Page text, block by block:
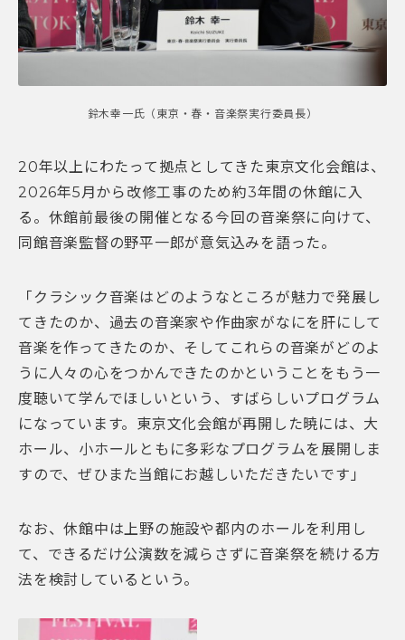
鈴木幸一氏（東京・春・音楽祭実行委員長）
20年以上にわたって拠点としてきた東京文化会館は、
2026年5月から改修工事のため約3年間の休館に入
る。休館前最後の開催となる今回の音楽祭に向けて、
同館音楽監督の野平一郎が意気込みを語った。
「クラシック音楽はどのようなところが魅力で発展し
てきたのか、過去の音楽家や作曲家がなにを肝にして
音楽を作ってきたのか、そしてこれらの音楽がどのよ
うに人々の心をつかんできたのかということをもう一
度聴いて学んでほしいという、すばらしいプログラム
になっています。東京文化会館が再開した暁には、大
ホール、小ホールともに多彩なプログラムを展開しま
すので、ぜひまた当館にお越しいただきたいです」
なお、休館中は上野の施設や都内のホールを利用し
て、できるだけ公演数を減らさずに音楽祭を続ける方
法を検討しているという。